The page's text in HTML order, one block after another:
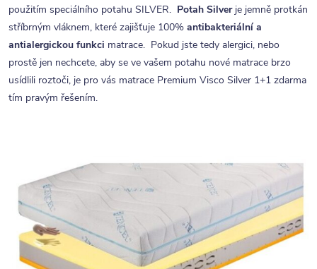
použitím speciálního potahu SILVER. Potah Silverje jemně protkán
stříbrným vláknem, které zajišťuje 100% antibakteriální a
antialergickou funkci matrace. Pokud jste tedy alergici, nebo
prostě jen nechcete, aby se ve vašem potahu nové matrace brzo
usídlili roztoči, je pro vás matrace Premium Visco Silver 1+1 zdarma
tím pravým řešením.